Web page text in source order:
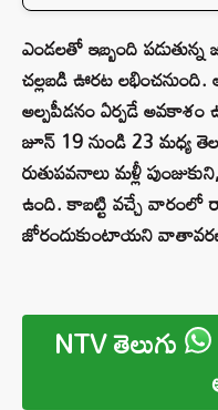
ఎండలతో ఇబ్బంది
చల్లబడి ఊరట
అల్పపీడనం ఏర్పడే అవకాశం
జూన్ 19 నుండి 23
రుతుపవనాలు మళ్లీ
ఉంది. కాబట్టి వచ్చే వారంలో
జోరందుకుంటాయని
NTV తెలుగు